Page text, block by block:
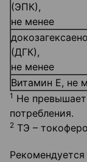
(ЭПК),
не менее
(ДГК),
не менее
Витамин Е, не
1 Не
потребления.
2 ТЭ –